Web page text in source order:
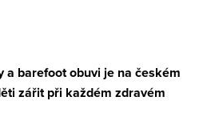
barefoot obuvi je na českém
zářit při každém zdravém